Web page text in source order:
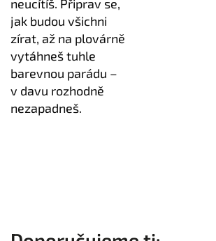
neucítíš. Připrav se,
jak budou všichni
zírat, až na plovárně
vytáhneš tuhle
barevnou parádu –
v davu rozhodně
nezapadneš.